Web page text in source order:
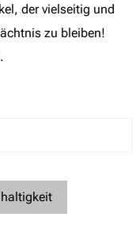
der vielseitig und
zu bleiben!